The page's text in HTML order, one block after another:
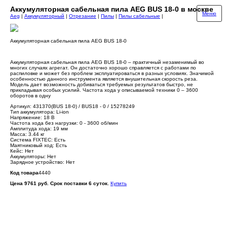
Аккумуляторная сабельная пила AEG BUS 18-0 в москве
Меню
Aeg | Аккумуляторный | Отрезание | Пилы | Пилы сабельные |
Аккумуляторная сабельная пила AEG BUS 18-0
Аккумуляторная сабельная пила AEG BUS 18-0 – практичный незаменимый во
многих случаях агрегат. Он достаточно хорошо справляется с работами по
распиловке и может без проблем эксплуатироваться в разных условиях. Значимой
особенностью данного инструмента является внушительная скорость реза.
Модель дает возможность добиваться требуемых результатов быстро, не
прикладывая особых усилий. Частота хода у описываемой техники 0 – 3600
оборотов в одну
Артикул: 431370(BUS 18-0) / BUS18 - 0 / 15278249
Тип аккумулятора: Li-ion
Напряжение: 18 В
Частота хода без нагрузки: 0 - 3600 об/мин
Амплитуда хода: 19 мм
Масса: 3.44 кг
Система FIXTEC: Есть
Маятниковый ход: Есть
Кейс: Нет
Аккумуляторы: Нет
Зарядное устройство: Нет
Код товара4440
Цена 9761 руб. Срок поставки 6 суток. Купить